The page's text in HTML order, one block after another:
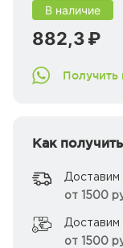
В наличие
882,3 ₽
Получить
Как
Доставим
от 1500
Доставим
от 1500